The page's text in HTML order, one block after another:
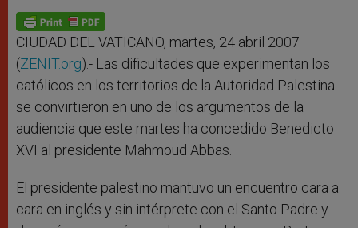
p
p
g
e
r
o
k
CIUDAD DEL VATICANO, martes, 24 abril 2007
(ZENIT.org).- Las dificultades que experimentan los
católicos en los territorios de la Autoridad Palestina
se convirtieron en uno de los argumentos de la
audiencia que este martes ha concedido Benedicto
XVI al presidente Mahmoud Abbas.
El presidente palestino mantuvo un encuentro cara a
cara en inglés y sin intérprete con el Santo Padre y